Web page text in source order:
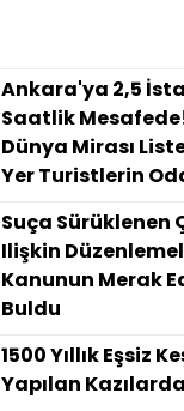
Ankara'ya 2,5
Saatlik Mesafede!
Dünya Mirası
Yer Turistlerin
Suça Sürüklenen
Ilişkin
Kanunun Merak
Buldu
1500 Yıllık Eşsiz
Yapılan